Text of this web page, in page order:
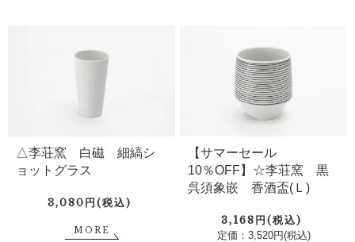
△李荘窯 白磁 細縞シ
ョットグラス
3,080円(税込)
MORE
【サマーセール
10％OFF】☆李荘窯 黒
呉須象嵌 香酒盃(Ｌ)
3,168円(税込)
定価：3,520円(税込)